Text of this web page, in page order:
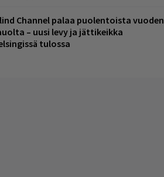
Channel palaa puolentoista vuoden
– uusi levy ja jättikeikka
tulossa